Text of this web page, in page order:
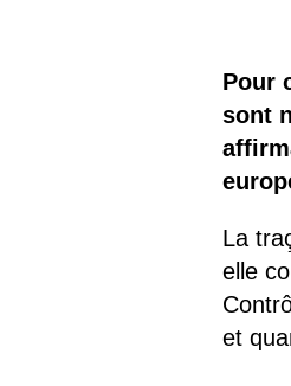
Pour
sont
La
elle
et